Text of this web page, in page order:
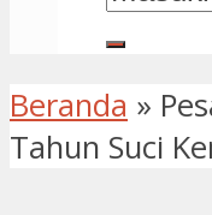
Beranda »
Tahun Suci